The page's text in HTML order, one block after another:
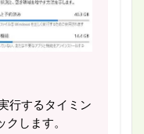
行するタイミン
します。